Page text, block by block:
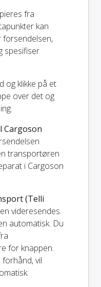
fra
kan
forsendelsen,
spesifiser
og klikke på et
over det og
Cargoson
transportøren
i Cargoson
(Telli
videresendes
automatisk. Du
for knappen.
forhånd, vil